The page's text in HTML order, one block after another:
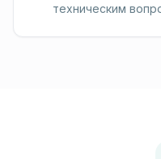
техническим